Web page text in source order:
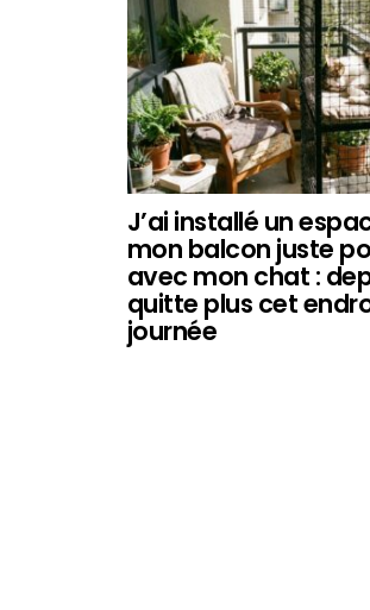
J’ai installé un
mon balcon juste
avec mon chat :
quitte plus cet
journée